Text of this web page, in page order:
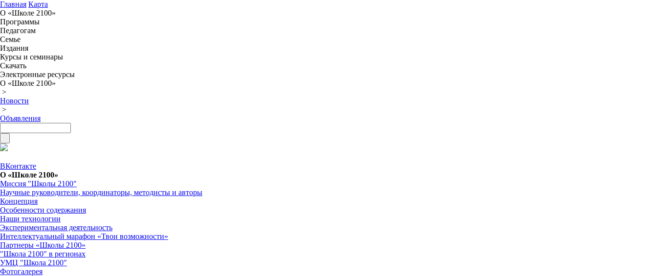
Главная Карта
О «Школе 2100»
Программы
Педагогам
Семье
Издания
Курсы и семинары
Скачать
Электронные ресурсы
О «Школе 2100»
>
Новости
>
Объявления
ВКонтакте
О «Школе 2100»
Миссия "Школы 2100"
Научные руководители, координаторы, методисты и авторы
Концепция
Особенности содержания
Наши технологии
Экспериментальная деятельность
Интеллектуальный марафон «Твои возможности»
Партнеры «Школы 2100»
"Школа 2100" в регионах
УМЦ "Школа 2100"
Фотогалерея